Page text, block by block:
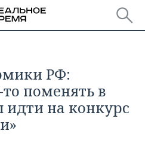
РФ:
поменять в
на конкурс